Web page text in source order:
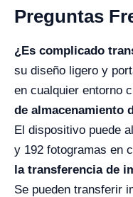
Preguntas
¿Es complicado
su diseño ligero y
en cualquier entorno
de almacenamiento
El dispositivo puede
y 192 fotogramas en
la transferencia de
Se pueden transferir